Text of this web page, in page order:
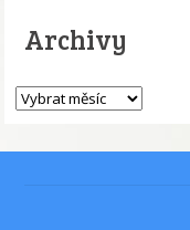
Archivy